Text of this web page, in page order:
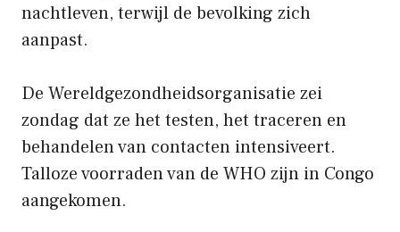
nachtleven, terwijl de bevolking zich
aanpast.
De Wereldgezondheidsorganisatie zei
zondag dat ze het testen, het traceren en
behandelen van contacten intensiveert.
Talloze voorraden van de WHO zijn in Congo
aangekomen.